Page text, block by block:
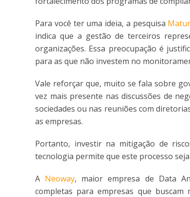
Para você ter uma ideia, a pesquisa
indica que a gestão de terceiros
organizações. Essa preocupação é
para as que não investem no
Vale reforçar que, muito se fala sobre
vez mais presente nas discussões de
sociedades ou nas reuniões com
as empresas.
Portanto, investir na mitigação de
tecnologia permite que este processo
A Neoway, maior empresa de Data
completas para empresas que buscam